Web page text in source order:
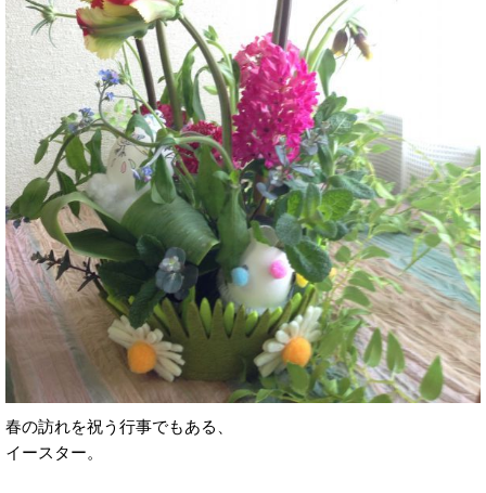
春の訪れを祝う行事でもある、
イースター。